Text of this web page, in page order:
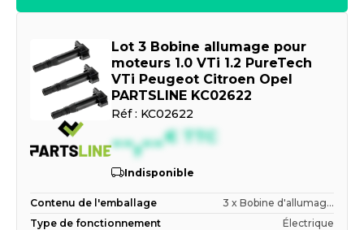
Lot 3 Bobine allumage pour
moteurs 1.0 VTi 1.2 PureTech
VTi Peugeot Citroen Opel
PARTSLINE KC02622
Réf : KC02622
--,--€ TTC
Indisponible
Contenu de l'emballage
3 x Bobine d'allumag...
Type de fonctionnement
Électrique